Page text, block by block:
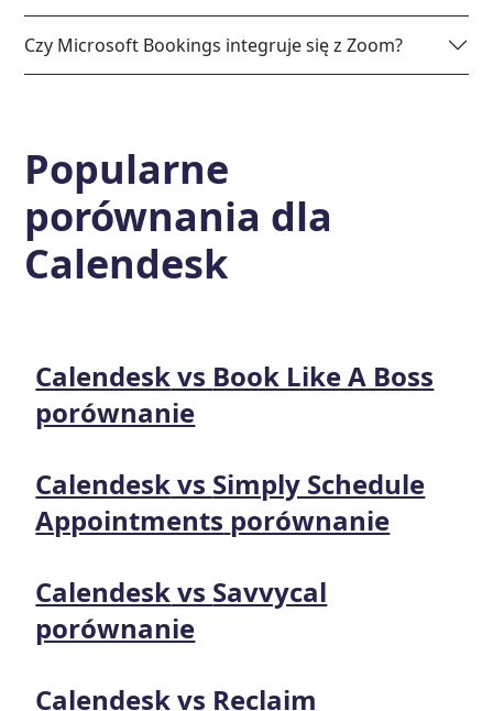
Czy Microsoft Bookings integruje się z Zoom?
Popularne
porównania dla
Calendesk
Calendeskvs Book Like A Boss
porównanie
Calendeskvs Simply Schedule
Appointments porównanie
Calendeskvs Savvycal
porównanie
Calendeskvs Reclaim